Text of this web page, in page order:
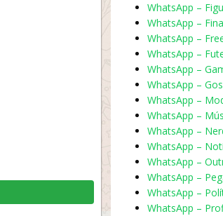
WhatsApp –
WhatsApp –
WhatsApp –
WhatsApp –
WhatsApp –
WhatsApp –
WhatsApp –
WhatsApp –
WhatsApp –
WhatsApp –
WhatsApp –
WhatsApp –
WhatsApp –
WhatsApp –